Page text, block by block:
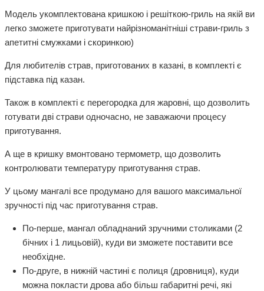
Модель укомплектована кришкою і решіткою-гриль на якій ви
легко зможете приготувати найрізноманітніші страви-гриль з
апетитні смужками і скоринкою)
Для любителів страв, приготованих в казані, в комплекті є
підставка під казан.
Також в комплекті є перегородка для жаровні, що дозволить
готувати дві страви одночасно, не заважаючи процесу
приготування.
А ще в кришку вмонтовано термометр, що дозволить
контролювати температуру приготування страв.
У цьому мангалі все продумано для вашого максимальної
зручності під час приготування страв.
По-перше, мангал обладнаний зручними столиками (2
бічних і 1 лицьовій), куди ви зможете поставити все
необхідне.
По-друге, в нижній частині є полиця (дровниця), куди
можна покласти дрова або більш габаритні речі, які